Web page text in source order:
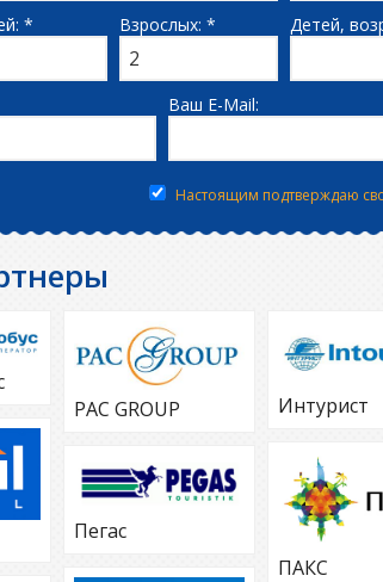
* Взрослых: * Детей,
Ваш E-Mail:
Настоящим подтверждаю
PAC GROUP
Пегас
Интурист
ПАКС